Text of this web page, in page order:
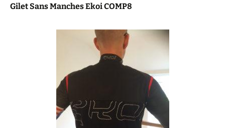
Gilet Sans Manches Ekoi COMP8